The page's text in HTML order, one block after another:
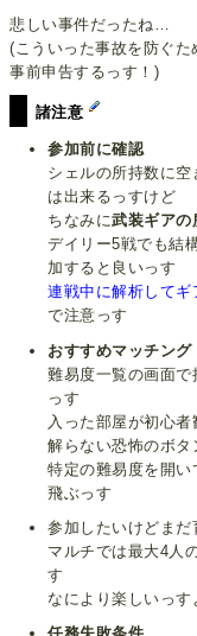
悲しい事件だったね…
(こういった事故を防ぐ
事前申告するっす！)
諸注意
参加前に確認
シェルの所持数に
は出来るっすけど
ちなみに武装ギアの
デイリー5戦でも結
加すると良いっす
連戦中に解析して
で注意っす
おすすめマッチング
難易度一覧の画面で
っす
入った部屋が初心
解らない恐怖のボタ
特定の難易度を開
飛ぶっす
参加したいけどま
マルチでは最大4人
す
なにより楽しいっす